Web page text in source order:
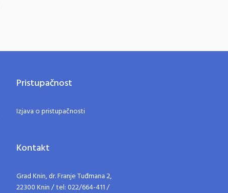
Pristupačnost
Izjava o pristupačnosti
Kontakt
Grad Knin, dr. Franje Tuđmana 2,
22300 Knin / tel: 022/664-411 /